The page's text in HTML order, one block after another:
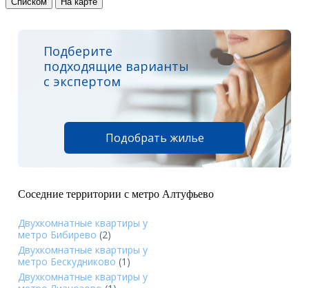
Подберите
подходящие варианты
с экспертом
Подобрать жилье
Соседние территории с метро Алтуфьево
Двухкомнатные квартиры у
метро Бибирево (2)
Двухкомнатные квартиры у
метро Бескудниково (1)
Двухкомнатные квартиры у